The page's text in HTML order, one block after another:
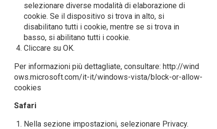
selezionare diverse modalità di elaborazione di
cookie. Se il dispositivo si trova in alto, si
disabilitano tutti i cookie, mentre se si trova in
basso, si abilitano tutti i cookie.
Cliccare su OK.
Per informazioni più dettagliate, consultare: http://wind
ows.microsoft.com/it-it/windows-vista/block-or-allow-
cookies
Safari
Nella sezione impostazioni, selezionare Privacy.